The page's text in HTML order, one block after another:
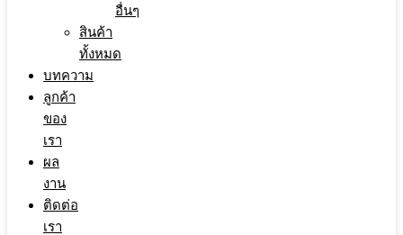
อื่นๆ
สินค้า
ทั้งหมด
บทความ
ลูกค้า
ของ
เรา
ผล
งาน
ติดต่อ
เรา